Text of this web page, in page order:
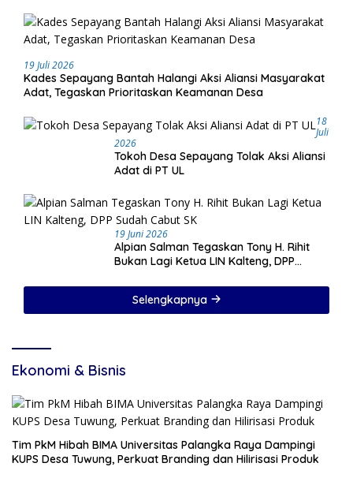
19 Juli 2026
Kades Sepayang Bantah Halangi Aksi Aliansi Masyarakat
Adat, Tegaskan Prioritaskan Keamanan Desa
18
Juli
2026
Tokoh Desa Sepayang Tolak Aksi Aliansi
Adat di PT UL
19 Juni 2026
Alpian Salman Tegaskan Tony H. Rihit
Bukan Lagi Ketua LIN Kalteng, DPP
Selengkapnya
Ekonomi & Bisnis
Tim PkM Hibah BIMA Universitas Palangka Raya Dampingi
KUPS Desa Tuwung, Perkuat Branding dan Hilirisasi Produk